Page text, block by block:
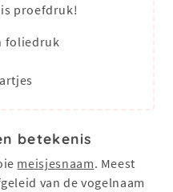
proefdruk!
foliedruk
betekenis
meisjesnaam. Meest
van de vogelnaam